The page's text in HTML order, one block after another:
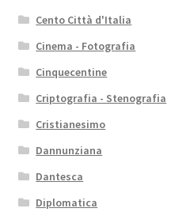
Cento Città d'Italia
Cinema - Fotografia
Cinquecentine
Criptografia - Stenografia
Cristianesimo
Dannunziana
Dantesca
Diplomatica